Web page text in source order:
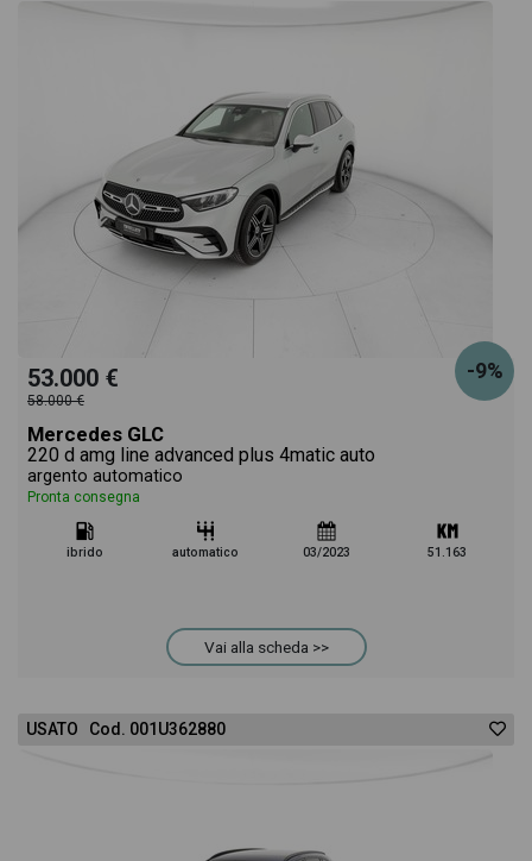
-9%
53.000 €
58.000 €
Mercedes GLC
220 d amg line advanced plus 4matic auto
argento automatico
Pronta consegna
ibrido automatico 03/2023 51.163
Vai alla scheda >>
USATO Cod. 001U362880